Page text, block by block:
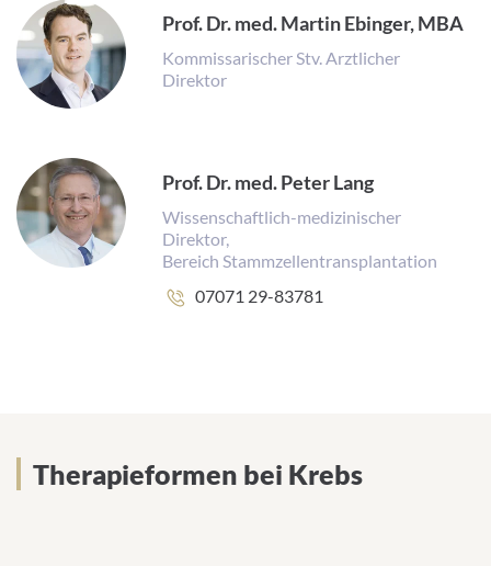
l
-
A
d
e
Prof. Dr. med. Martin Ebinger, MBA
Kommissarischer Stv. Arztlicher
Direktor
Prof. Dr. med. Peter Lang
Wissenschaftlich-medizinischer
Direktor,
Bereich Stammzellentransplantation
Telefonnummer:
07071 29-83781
Therapieformen bei Krebs
Therapieformen bei Krebs